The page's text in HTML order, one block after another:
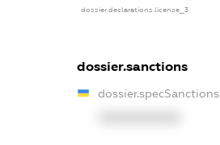
dossier.declarations.license_3
dossier.sanctions
dossier.specSanctions